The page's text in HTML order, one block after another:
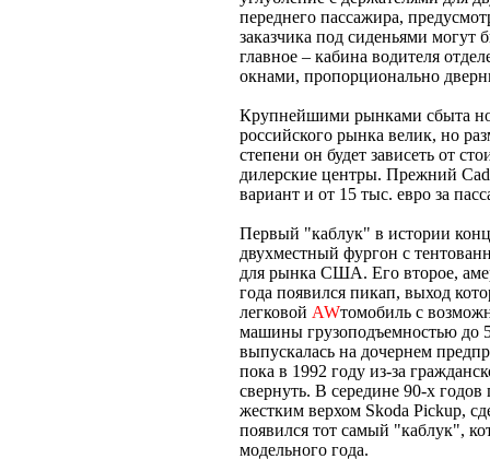
переднего пассажира,
заказчика под сиденьями
главное – кабина водителя
окнами, пропорционально
Крупнейшими рынками сбыта
российского рынка велик, но
степени он будет зависеть от
дилерские центры. Прежний
вариант и от 15 тыс. евро за
Первый "каблук" в истории
двухместный фургон с
для рынка США. Его второе,
года появился пикап, выход
легковой AWтомобиль с
машины грузоподъемностью до
выпускалась на дочернем
пока в 1992 году из-за
свернуть. В середине 90-х
жестким верхом Skoda Pickup,
появился тот самый "каблук",
модельного года.